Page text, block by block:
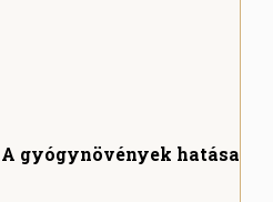
gyógynövények hatása